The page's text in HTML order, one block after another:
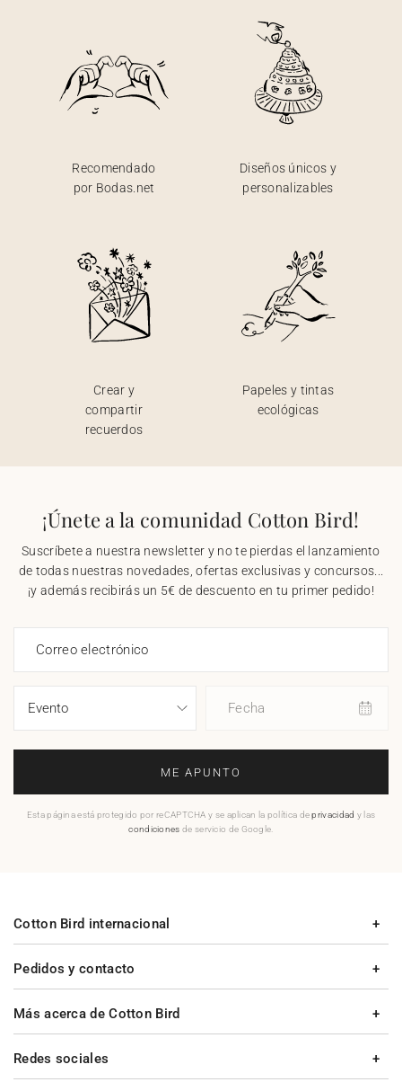
Recomendado
por Bodas.net
Diseños únicos y
personalizables
Crear y
compartir
recuerdos
Papeles y tintas
ecológicas
¡Únete a la comunidad Cotton Bird!
Suscríbete a nuestra newsletter y no te pierdas el lanzamiento
de todas nuestras novedades, ofertas exclusivas y concursos...
¡y además recibirás un 5€ de descuento en tu primer pedido!
Correo electrónico
Fecha
ME APUNTO
Esta página está protegido por reCAPTCHA y se aplican la política deprivacidad y las
condiciones de servicio de Google.
Pedidos y contacto
Más acerca de Cotton Bird
Cotton Bird internacional
Redes sociales